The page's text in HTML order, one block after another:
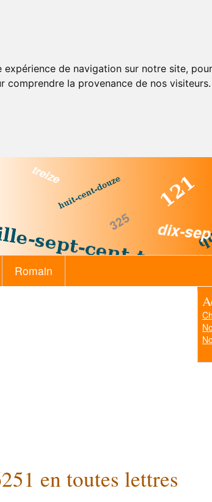
de navigation sur notre site,
la provenance de nos visiteurs.
Romain
en toutes lettres